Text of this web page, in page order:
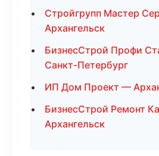
Стройгрупп Мастер
Архангельск
БизнесСтрой Профи
Санкт-Петербург
ИП Дом Проект —
БизнесСтрой Ремонт
Архангельск